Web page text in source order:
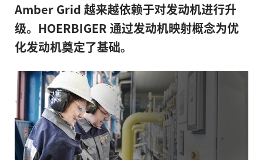
Amber Grid 越来越依赖于对发动机进行升
级。HOERBIGER 通过发动机映射概念为优
化发动机奠定了基础。